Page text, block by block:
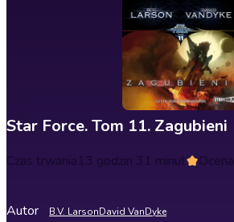
Star Force. Tom 11. Zagubieni
Czas trwania13 godzin 31 minut Ocena
Autor B.V. LarsonDavid VanDyke